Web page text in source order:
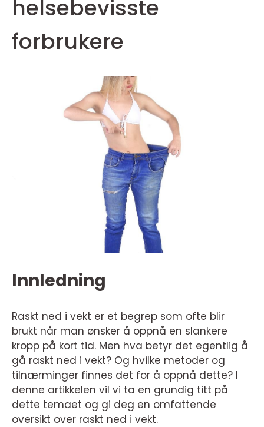
helsebevisste
forbrukere
Innledning
Raskt ned i vekt er et begrep som ofte blir
brukt når man ønsker å oppnå en slankere
kropp på kort tid. Men hva betyr det egentlig å
gå raskt ned i vekt? Og hvilke metoder og
tilnærminger finnes det for å oppnå dette? I
denne artikkelen vil vi ta en grundig titt på
dette temaet og gi deg en omfattende
oversikt over raskt ned i vekt.